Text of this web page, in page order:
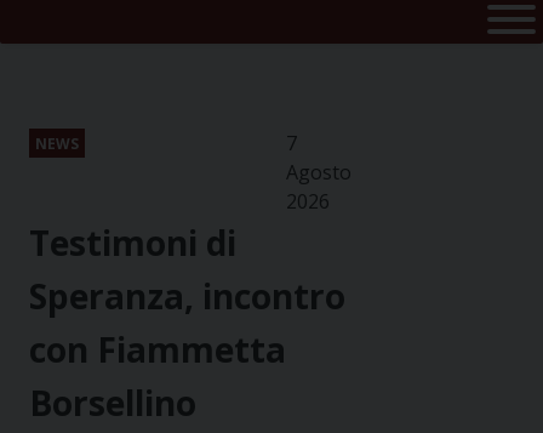
NEWS
7
Agosto
2026
Testimoni di
Speranza, incontro
con Fiammetta
Borsellino